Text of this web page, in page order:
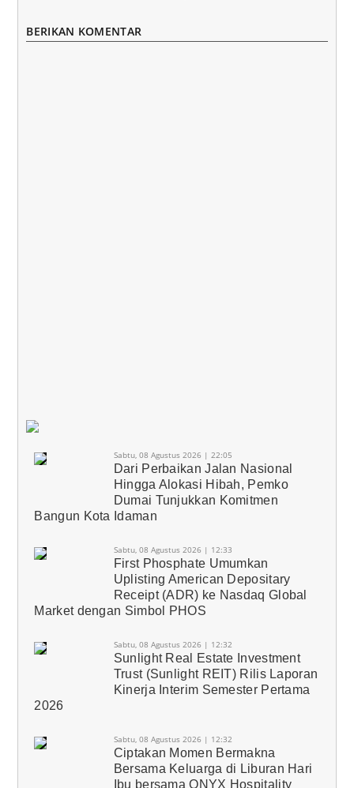
BERIKAN KOMENTAR
Sabtu, 08 Agustus 2026 | 22:05
Dari Perbaikan Jalan Nasional
Hingga Alokasi Hibah, Pemko
Dumai Tunjukkan Komitmen
Bangun Kota Idaman
Sabtu, 08 Agustus 2026 | 12:33
First Phosphate Umumkan
Uplisting American Depositary
Receipt (ADR) ke Nasdaq Global
Market dengan Simbol PHOS
Sabtu, 08 Agustus 2026 | 12:32
Sunlight Real Estate Investment
Trust (Sunlight REIT) Rilis Laporan
Kinerja Interim Semester Pertama
2026
Sabtu, 08 Agustus 2026 | 12:32
Ciptakan Momen Bermakna
Bersama Keluarga di Liburan Hari
Ibu bersama ONYX Hospitality